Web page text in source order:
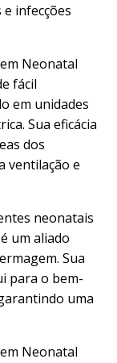
infecções
Neonatal
fácil
em unidades
Sua eficácia
dos
ventilação e
neonatais
um aliado
Sua
para o bem-
uma
Neonatal